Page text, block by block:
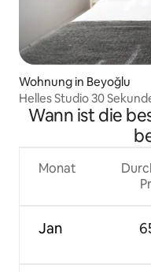
Wohnung in Beyoğlu
Helles Studio 30
Wann ist die
Monat
Jan